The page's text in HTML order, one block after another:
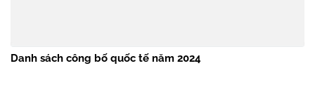
Danh sách công bố quốc tế năm 2024